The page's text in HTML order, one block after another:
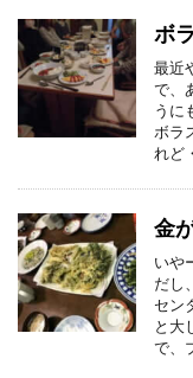
ボ
最近
で、
うに
ボラ
れど
金
いや
だし
セン
と大
で、